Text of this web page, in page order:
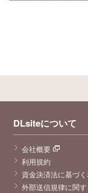
DLsiteについて
会社概要
利用規約
資金決済法に基づ
外部送信規律に関